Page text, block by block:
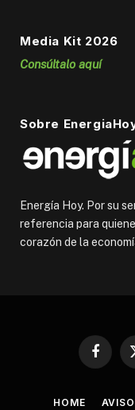
Media Kit 2026
Consúltalo aquí
Sobre
Energía Hoy. Por su
referencia para
corazón de la
HOME